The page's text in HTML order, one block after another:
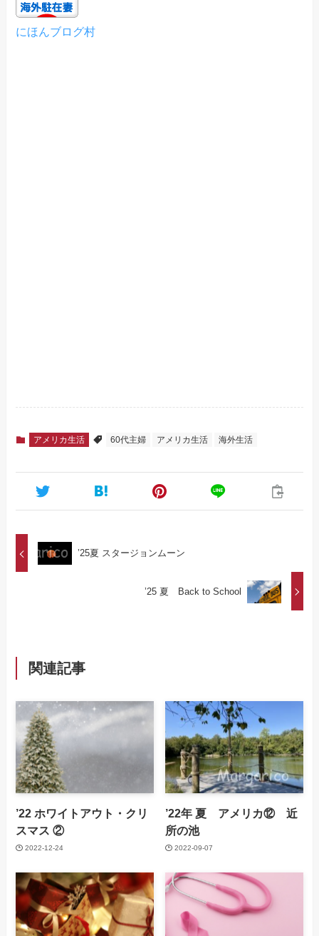
にほんブログ村
アメリカ生活 60代主婦 アメリカ生活 海外生活
’25夏 スタージョンムーン
’25 夏 Back to School
関連記事
’22 ホワイトアウト・クリ
スマス ②
2022-12-24
’22年 夏 アメリカ⑫ 近
所の池
2022-09-07